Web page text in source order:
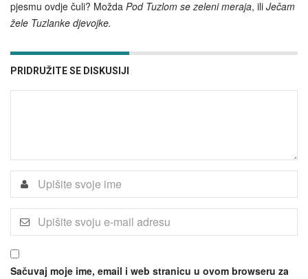
pjesmu ovdje čuli? Možda Pod Tuzlom se zeleni meraja, ili Ječam
žele Tuzlanke djevojke.
PRIDRUŽITE SE DISKUSIJI
Sačuvaj moje ime, email i web stranicu u ovom browseru za